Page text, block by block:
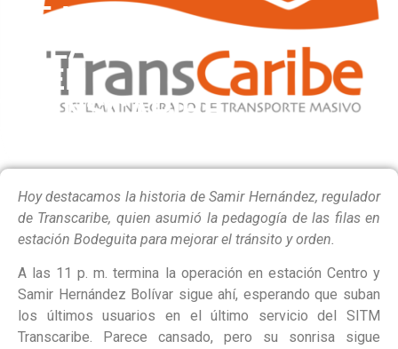
DE LAS
FILAS
EN
TRANSCARIBE
Hoy destacamos la historia de Samir Hernández, regulador
de Transcaribe, quien asumió la pedagogía de las filas en
estación Bodeguita para mejorar el tránsito y orden.
A las 11 p. m. termina la operación en estación Centro y
Samir Hernández Bolívar sigue ahí, esperando que suban
los últimos usuarios en el último servicio del SITM
Transcaribe. Parece cansado, pero su sonrisa sigue